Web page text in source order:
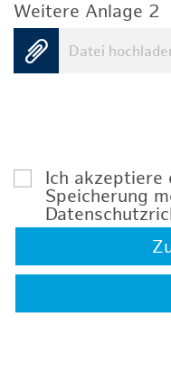
Weitere Anlage 2
Datei
Ich akzeptiere
Speicherung